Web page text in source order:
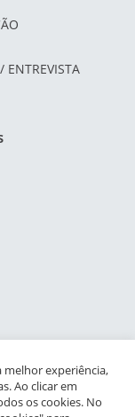
ENTREVISTA
a Infância e
melhor experiência,
Ao clicar em
os cookies. No